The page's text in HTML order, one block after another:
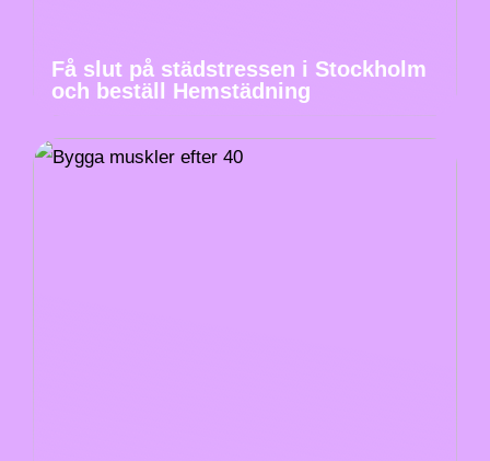
Få slut på städstressen i Stockholm
och beställ Hemstädning